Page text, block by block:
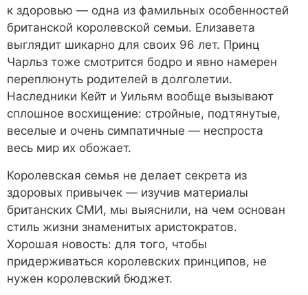
к здоровью — одна из фамильных особенностей
британской королевской семьи. Елизавета
выглядит шикарно для своих 96 лет. Принц
Чарльз тоже смотрится бодро и явно намерен
переплюнуть родителей в долголетии.
Наследники Кейт и Уильям вообще вызывают
сплошное восхищение: стройные, подтянутые,
веселые и очень симпатичные — неспроста
весь мир их обожает.
Королевская семья не делает секрета из
здоровых привычек — изучив материалы
британских СМИ, мы выяснили, на чем основан
стиль жизни знаменитых аристократов.
Хорошая новость: для того, чтобы
придерживаться королевских принципов, не
нужен королевский бюджет.